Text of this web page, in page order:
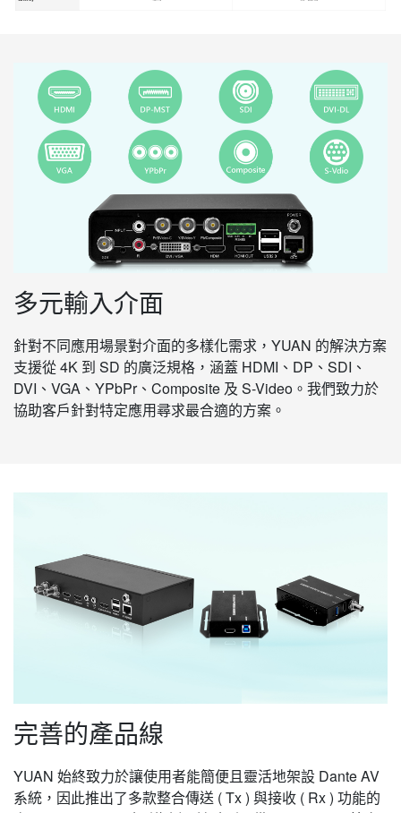
多元輸入介面
針對不同應用場景對介面的多樣化需求，YUAN 的解決方案
支援從 4K 到 SD 的廣泛規格，涵蓋 HDMI、DP、SDI、
DVI、VGA、YPbPr、Composite 及 S-Video。我們致力於
協助客戶針對特定應用尋求最合適的方案。
完善的產品線
YUAN 始終致力於讓使用者能簡便且靈活地架設 Dante AV
系統，因此推出了多款整合傳送 ( Tx ) 與接收 ( Rx ) 功能的